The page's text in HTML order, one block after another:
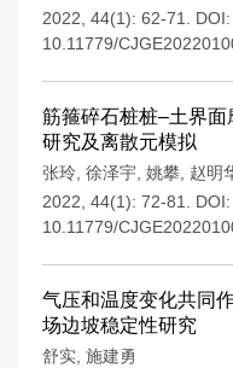
2022, 44(1): 62-71.
DOI:
10.11779/
筋箍碎石桩桩–土界面
研究及离散元模拟
张玲 徐泽宇 姚攀 赵明
2022, 44(1): 72-81.
DOI:
10.11779/
气压和温度变化共同
场边坡稳定性研究
舒实 施建勇